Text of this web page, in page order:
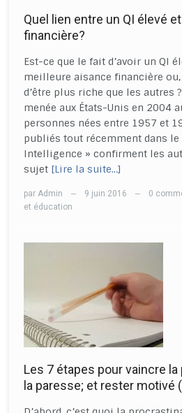
Quel lien entre un QI élevé
financière?
Est-ce que le fait d’avoir un QI
meilleure aisance financière ou,
d’être plus riche que les autres
menée aux États-Unis en 2004
personnes nées entre 1957 et
publiés tout récemment dans le
Intelligence » confirment les
sujet [Lire la suite…]
par Admin — 9 juin 2016 — 0
et éducation
Les 7 étapes pour vaincre
la paresse; et rester motivé